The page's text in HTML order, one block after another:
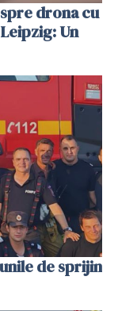
drona cu
Un
de sprijin